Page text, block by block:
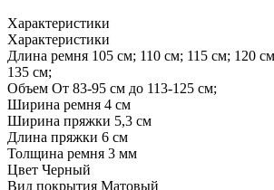
Характеристики
Характеристики
Длина ремня 105 см; 110 см; 115 см; 120
135 см;
Объем От 83-95 см до 113-125 см;
Ширина ремня 4 см
Ширина пряжки 5,3 см
Длина пряжки 6 см
Толщина ремня 3 мм
Цвет Черный
Вид покрытия Матовый